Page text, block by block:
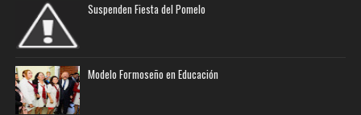
Suspenden Fiesta del Pomelo
Modelo Formoseño en Educación